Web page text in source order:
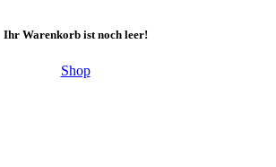
Ihr Warenkorb ist noch leer!
Shop